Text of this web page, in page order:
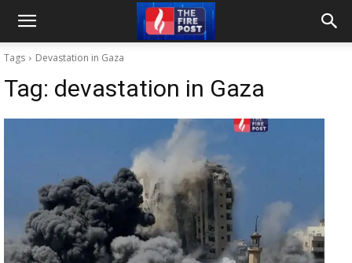
Tags Devastation in Gaza
Tag: devastation in Gaza